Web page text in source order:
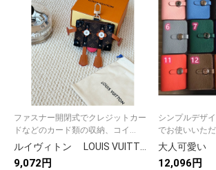
ファスナー開閉式でクレジットカー
ドなどのカード類の収納、コイ...
9,072円
シンプルデザ
でお使いいただ
12,096円